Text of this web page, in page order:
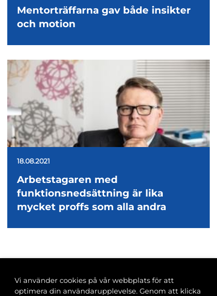
Mentorträffarna gav både insikter
och motion
18.08.2021
Arbetstagaren med
funktionsnedsättning är lika
mycket proffs som alla andra
Vi använder cookies på vår webbplats för att
optimera din användarupplevelse. Genom att klicka